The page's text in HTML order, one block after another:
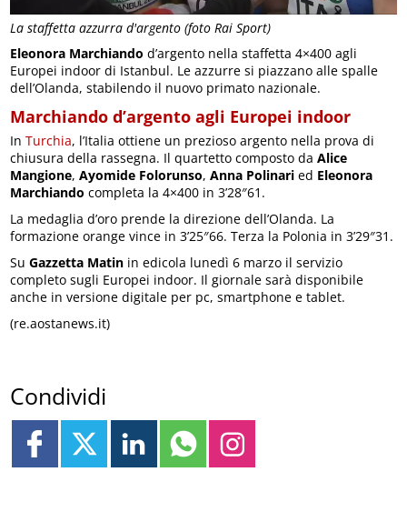
La staffetta azzurra d'argento (foto Rai Sport)
Eleonora Marchiando d’argento nella staffetta 4×400 agli
Europei indoor di Istanbul. Le azzurre si piazzano alle spalle
dell’Olanda, stabilendo il nuovo primato nazionale.
Marchiando d’argento agli Europei indoor
InTurchia, l’Italia ottiene un prezioso argento nella prova di
chiusura della rassegna. Il quartetto composto daAlice
Mangione,Ayomide Folorunso,Anna Polinari ed Eleonora
Marchiando completa la 4×400 in 3’28″61.
La medaglia d’oro prende la direzione dell’Olanda. La
formazione orange vince in 3’25″66. Terza la Polonia in 3’29″31.
SuGazzetta Matin in edicola lunedì 6 marzo il servizio
completo sugli Europei indoor. Il giornale sarà disponibile
anche in versione digitale per pc, smartphone e tablet.
(re.aostanews.it)
Condividi